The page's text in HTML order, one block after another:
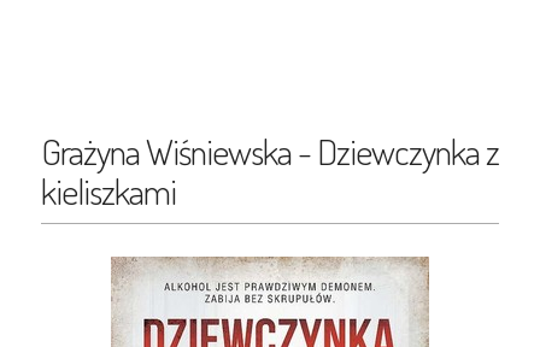
Grażyna Wiśniewska - Dziewczynka z
kieliszkami